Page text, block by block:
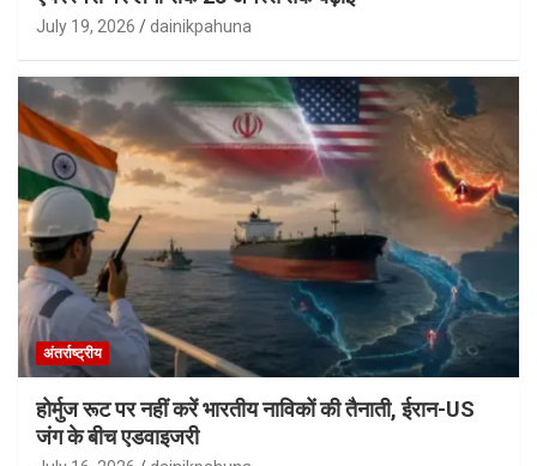
July 19, 2026 dainikpahuna
अंतर्राष्ट्रीय
होर्मुज रूट पर नहीं करें भारतीय नाविकों की तैनाती, ईरान-US
जंग के बीच एडवाइजरी